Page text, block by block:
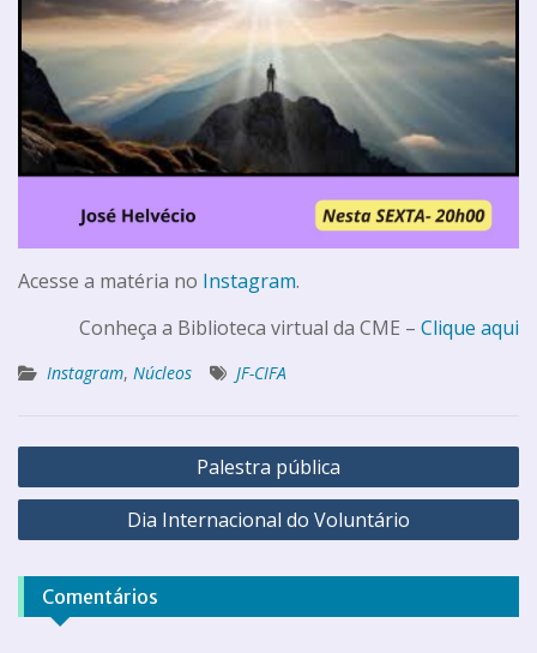
Acesse a matéria no Instagram.
Conheça a Biblioteca virtual da CME – Clique aqui
Instagram, Núcleos JF-CIFA
Palestra pública
Dia Internacional do Voluntário
Comentários